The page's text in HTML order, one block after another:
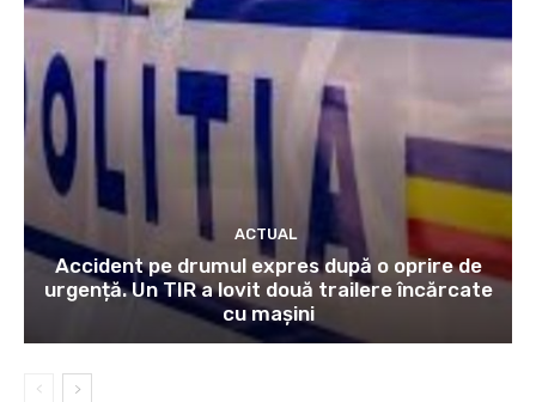
ACTUAL
Accident pe drumul expres după o oprire de
urgență. Un TIR a lovit două trailere încărcate
cu mașini